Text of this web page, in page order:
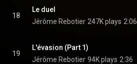
18
Le duel
Jérôme Rebotier 247K plays 2:06
19
L'évasion (Part 1)
Jérôme Rebotier 94K plays 2:36